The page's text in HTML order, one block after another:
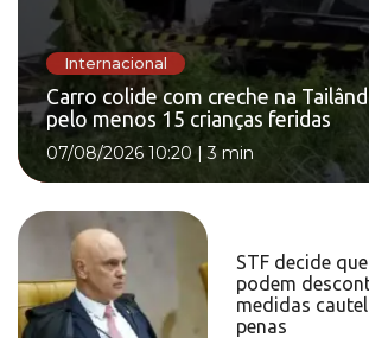
Internacional
Carro colide com creche na
pelo menos 15 crianças feridas
07/08/2026 10:20 |3 min
STF decide
podem
medidas
penas